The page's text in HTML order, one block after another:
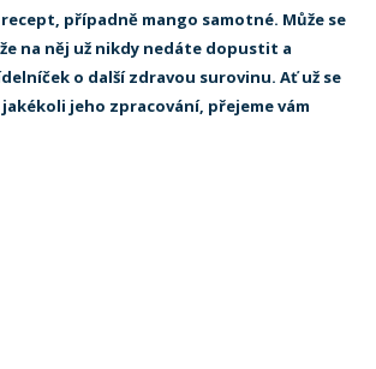
případně mango samotné. Může se
na něj už nikdy nedáte dopustit a
o další zdravou surovinu. Ať už se
jeho zpracování, přejeme vám